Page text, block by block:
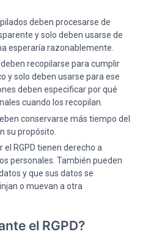
deben procesarse de
y solo deben usarse de
esperaría razonablemente.
recopilarse para cumplir
y solo deben usarse para ese
deben especificar por qué
cuando los recopilan.
conservarse más tiempo del
su propósito.
el RGPD tienen derecho a
personales. También pueden
y que sus datos se
o muevan a otra
el RGPD?